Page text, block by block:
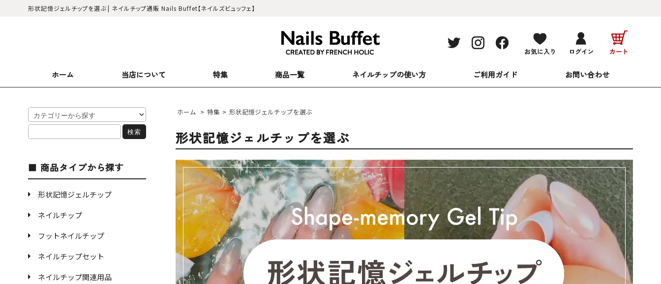
形状記憶ジェルチップを選ぶ | ネイルチップ通販 Nails Buffet【ネイルズビュッフェ】
ホーム 当店について 特集 商品一覧 ネイルチップの使い方 ご利用ガイド お問い合わせ
ホーム > 特集 > 形状記憶ジェルチップを選ぶ
形状記憶ジェルチップを選ぶ
商品タイプから探す
形状記憶ジェルチップ
ネイルチップ
フットネイルチップ
ネイルチップセット
ネイルチップ関連用品